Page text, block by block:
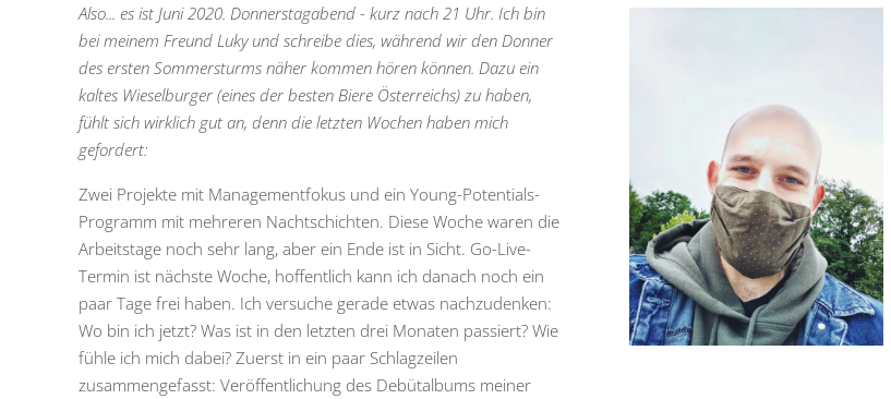
Also... es ist Juni 2020. Donnerstagabend - kurz nach 21 Uhr. Ich bin
bei meinem Freund Luky und schreibe dies, während wir den Donner
des ersten Sommersturms näher kommen hören können. Dazu ein
kaltes Wieselburger (eines der besten Biere Österreichs) zu haben,
fühlt sich wirklich gut an, denn die letzten Wochen haben mich
gefordert:
Zwei Projekte mit Managementfokus und ein Young-Potentials-
Programm mit mehreren Nachtschichten. Diese Woche waren die
Arbeitstage noch sehr lang, aber ein Ende ist in Sicht. Go-Live-
Termin ist nächste Woche, hoffentlich kann ich danach noch ein
paar Tage frei haben. Ich versuche gerade etwas nachzudenken:
Wo bin ich jetzt? Was ist in den letzten drei Monaten passiert? Wie
fühle ich mich dabei? Zuerst in ein paar Schlagzeilen
zusammengefasst: Veröffentlichung des Debütalbums meiner